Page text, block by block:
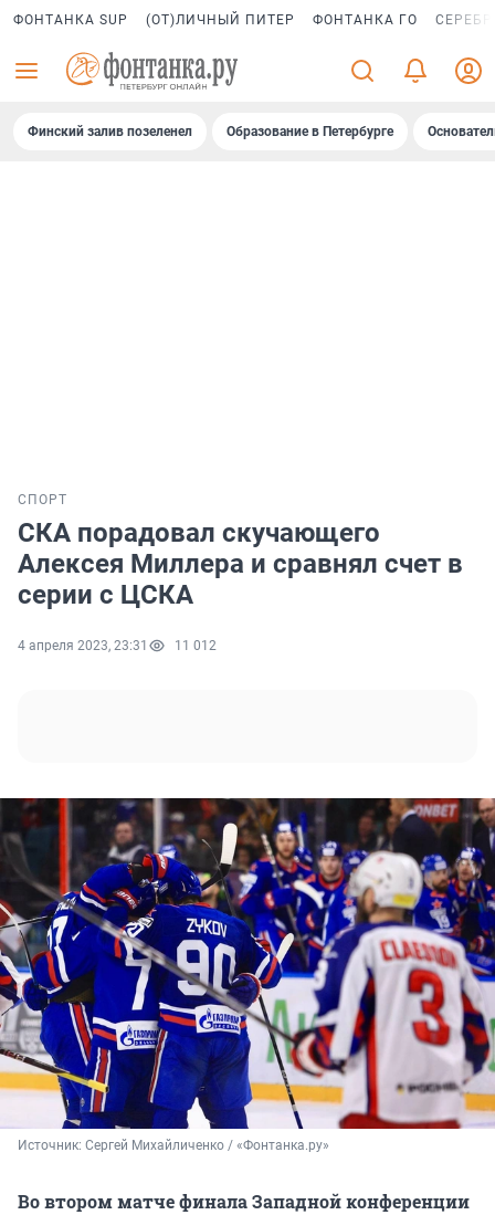
ФОНТАНКА SUP (ОТ)ЛИЧНЫЙ ПИТЕР ФОНТАНКА ГО
Финский залив позеленел Образование в Петербурге
СПОРТ
СКА порадовал скучающего
Алексея Миллера и сравнял счет в
серии с ЦСКА
4 апреля 2023, 23:31 11 012
Источник: Сергей Михайличенко / «Фонтанка.ру»
Во втором матче финала Западной конференции